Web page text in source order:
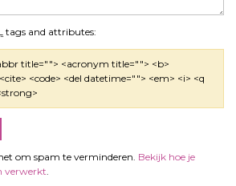
tags and attributes:
title=""> <acronym title=""> <b>
<code> <del datetime=""> <em> <i> <q
om spam te verminderen. Bekijk hoe je
verwerkt